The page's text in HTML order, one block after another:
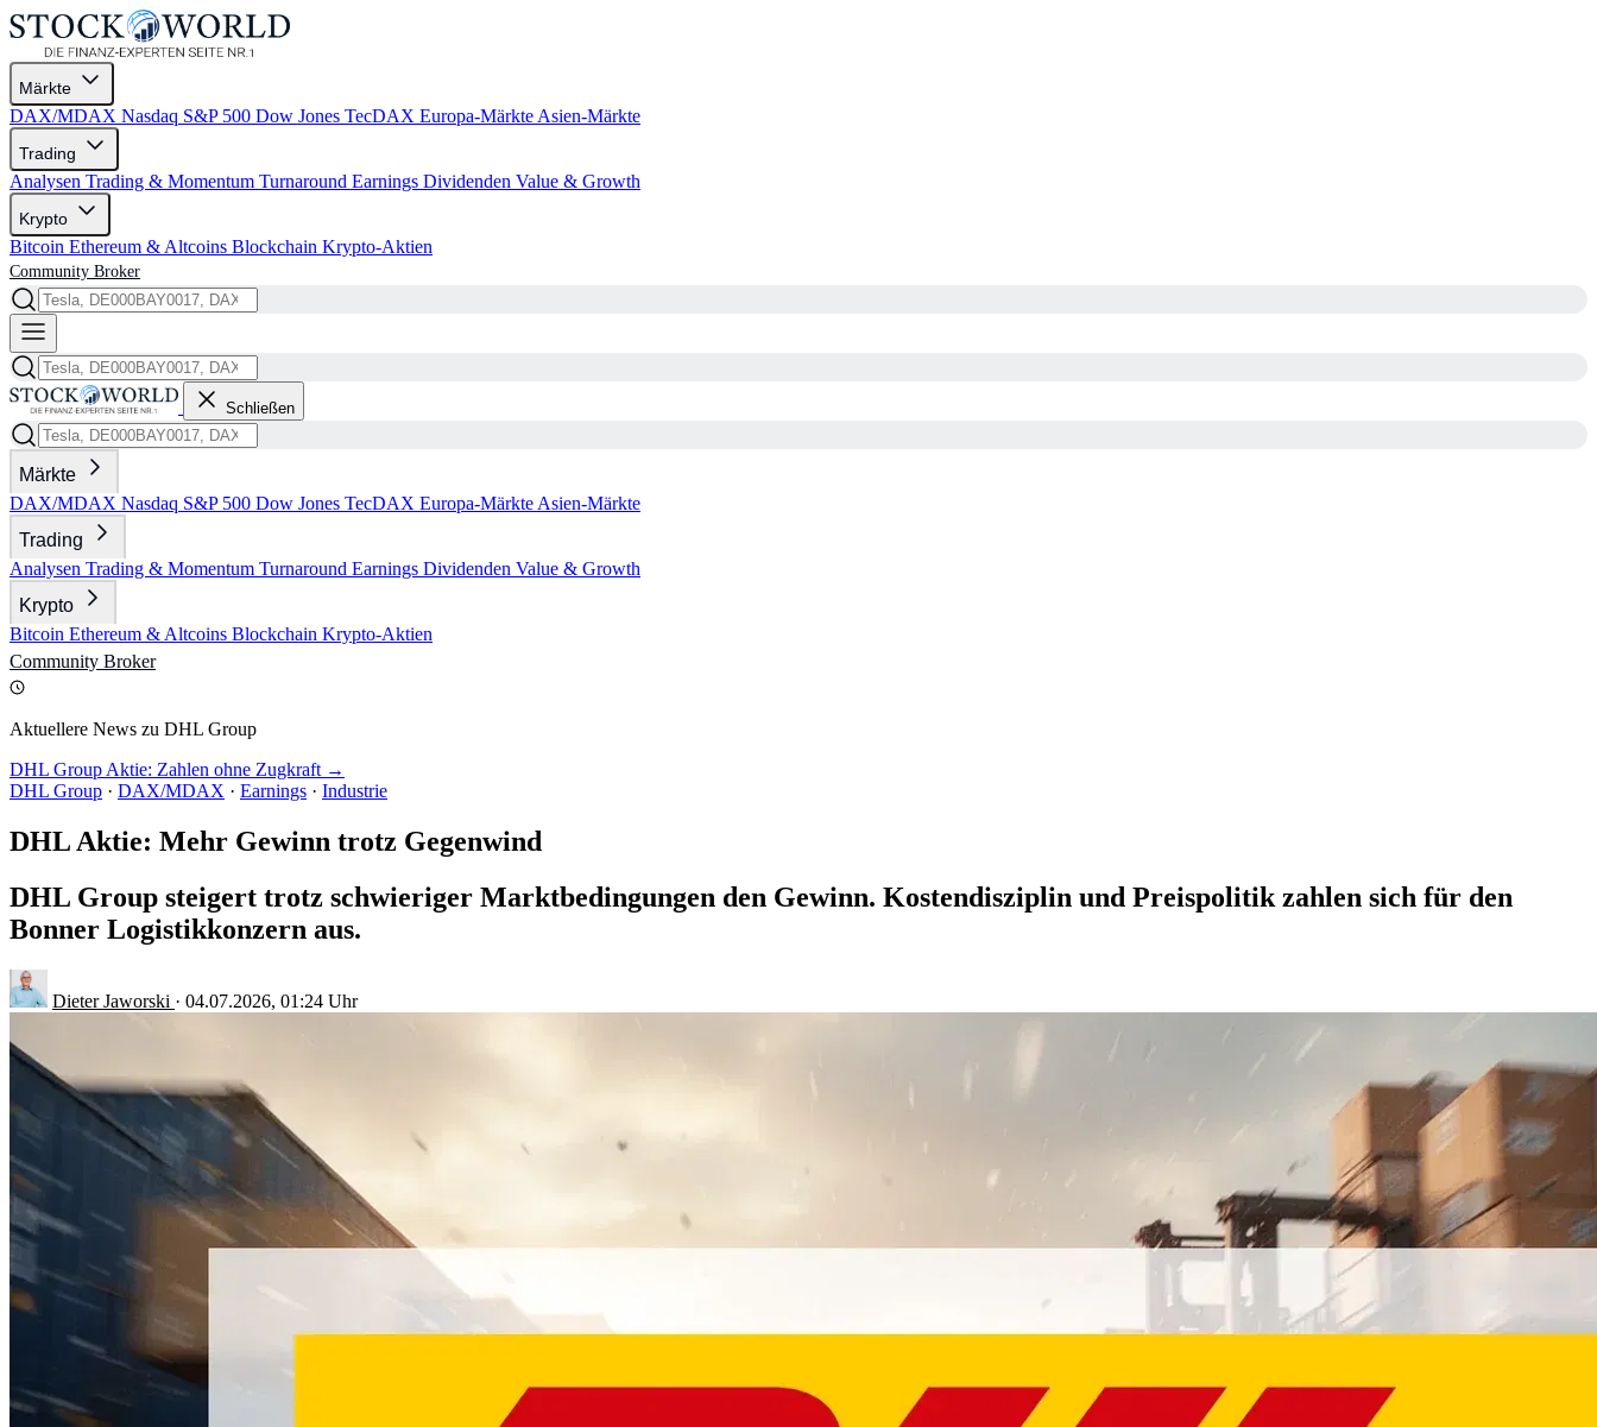
Märkte
DAX/MDAX Nasdaq S&P 500 Dow Jones TecDAX Europa-Märkte Asien-Märkte
Trading
Analysen Trading & Momentum Turnaround Earnings Dividenden Value & Growth
Krypto
Bitcoin Ethereum & Altcoins Blockchain Krypto-Aktien
Community Broker
Schließen
Märkte
DAX/MDAX Nasdaq S&P 500 Dow Jones TecDAX Europa-Märkte Asien-Märkte
Trading
Analysen Trading & Momentum Turnaround Earnings Dividenden Value & Growth
Krypto
Bitcoin Ethereum & Altcoins Blockchain Krypto-Aktien
Community Broker
Aktuellere News zu DHL Group
DHL Group Aktie: Zahlen ohne Zugkraft →
DHL Group · DAX/MDAX · Earnings · Industrie
DHL Aktie: Mehr Gewinn trotz Gegenwind
DHL Group steigert trotz schwieriger Marktbedingungen den Gewinn. Kostendisziplin und Preispolitik zahlen sich für den
Bonner Logistikkonzern aus.
Dieter Jaworski · 04.07.2026, 01:24 Uhr